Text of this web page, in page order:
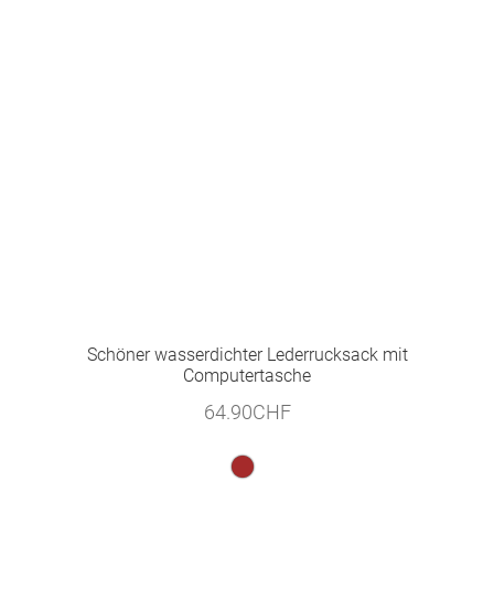
Schöner wasserdichter Lederrucksack mit
Computertasche
64.90CHF